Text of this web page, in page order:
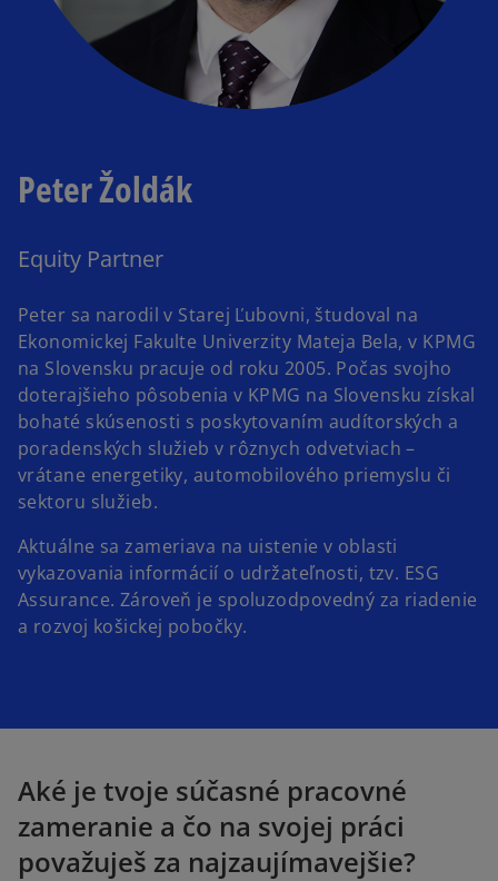
Peter Žoldák
Equity Partner
Peter sa narodil v Starej Ľubovni, študoval na
Ekonomickej Fakulte Univerzity Mateja Bela, v KPMG
na Slovensku pracuje od roku 2005. Počas svojho
doterajšieho pôsobenia v KPMG na Slovensku získal
bohaté skúsenosti s poskytovaním audítorských a
poradenských služieb v rôznych odvetviach –
vrátane energetiky, automobilového priemyslu či
sektoru služieb.
Aktuálne sa zameriava na uistenie v oblasti
vykazovania informácií o udržateľnosti, tzv. ESG
Assurance. Zároveň je spoluzodpovedný za riadenie
a rozvoj košickej pobočky.
Aké je tvoje súčasné pracovné
zameranie a čo na svojej práci
považuješ za najzaujímavejšie?